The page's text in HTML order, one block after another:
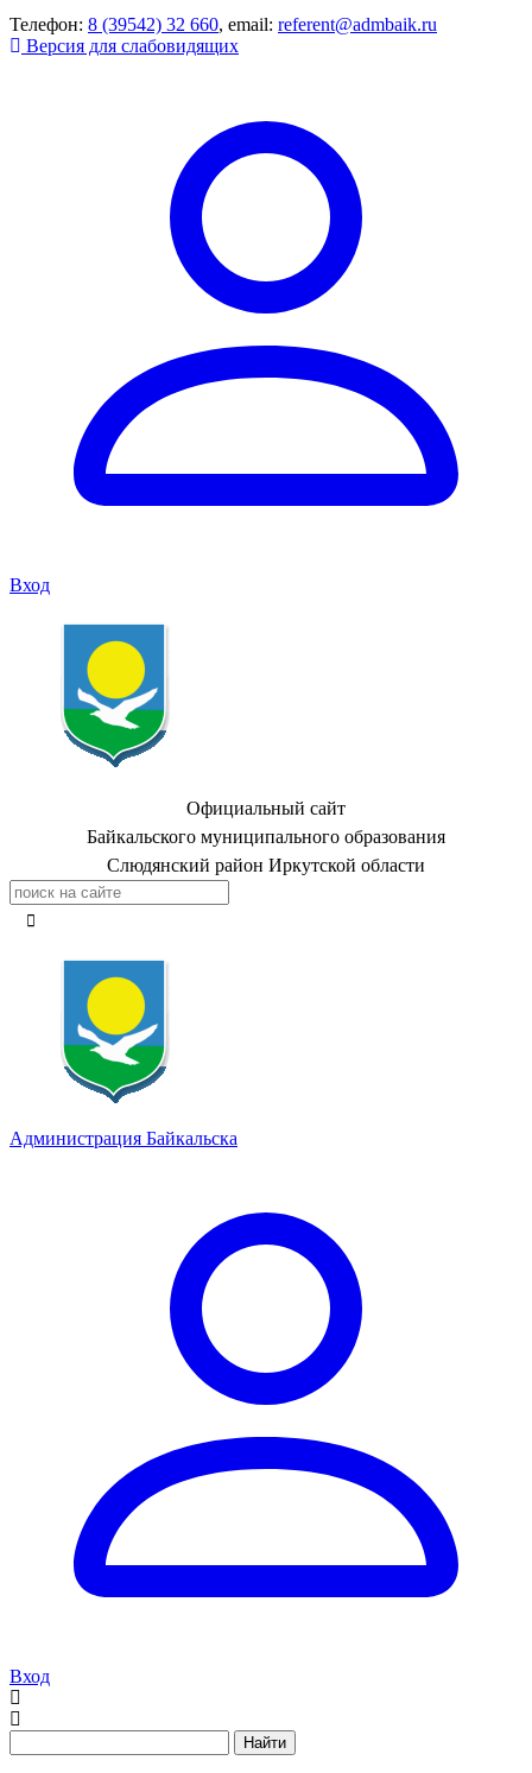
Телефон: 8 (39542) 32 660, email: referent@admbaik.ru
Версия для слабовидящих
Вход
Официальный сайт
Байкальского муниципального образования
Слюдянский район Иркутской области
Администрация Байкальска
Вход
Найти